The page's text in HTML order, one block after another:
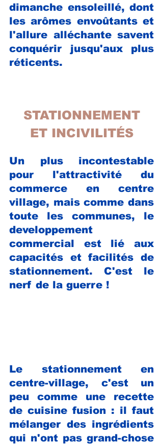
dimanche ensoleillé, dont
les arômes envoûtants et
l'allure alléchante savent
conquérir jusqu'aux plus
réticents.
STATIONNEMENT
ET INCIVILITÉS
Un plus incontestable
pour l'attractivité du
commerce en centre
village, mais comme dans
toute les communes, le
developpement
commercial est lié aux
capacités et facilités de
stationnement. C'est le
nerf de la guerre !
Le stationnement en
centre-village, c'est un
peu comme une recette
de cuisine fusion : il faut
mélanger des ingrédients
qui n'ont pas grand-chose